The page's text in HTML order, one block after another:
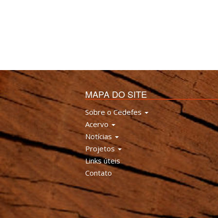
MAPA DO SITE
Sobre o Cedefes
Acervo
Notícias
Projetos
Links úteis
Contato